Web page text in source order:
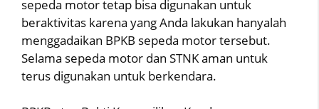
sepeda motor tetap bisa digunakan untuk
beraktivitas karena yang Anda lakukan hanyalah
menggadaikan BPKB sepeda motor tersebut.
Selama sepeda motor dan STNK aman untuk
terus digunakan untuk berkendara.